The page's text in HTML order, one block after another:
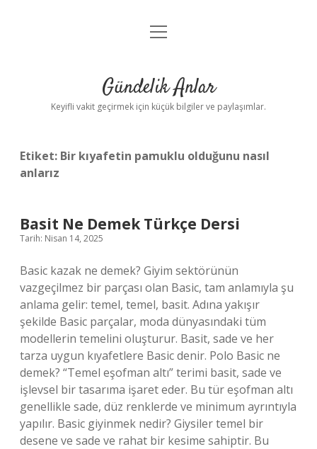
Anasayfa
Yasal Uyarı
menüyü
Gündelik Anlar
Keyifli vakit geçirmek için küçük bilgiler ve paylaşımlar.
Etiket: Bir kıyafetin pamuklu olduğunu nasıl
anlarız
Basit Ne Demek Türkçe Dersi
Tarih: Nisan 14, 2025
Basic kazak ne demek? Giyim sektörünün
vazgeçilmez bir parçası olan Basic, tam anlamıyla şu
anlama gelir: temel, temel, basit. Adına yakışır
şekilde Basic parçalar, moda dünyasındaki tüm
modellerin temelini oluşturur. Basit, sade ve her
tarza uygun kıyafetlere Basic denir. Polo Basic ne
demek? “Temel eşofman altı” terimi basit, sade ve
işlevsel bir tasarıma işaret eder. Bu tür eşofman altı
genellikle sade, düz renklerde ve minimum ayrıntıyla
yapılır. Basic giyinmek nedir? Giysiler temel bir
desene ve sade ve rahat bir kesime sahiptir. Bu